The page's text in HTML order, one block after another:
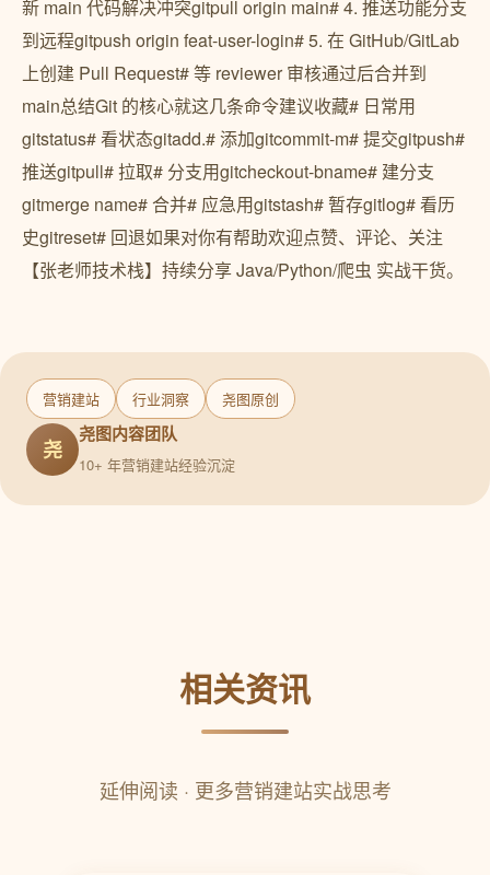
新 main 代码解决冲突gitpull origin main# 4. 推送功能分支
到远程gitpush origin feat-user-login# 5. 在 GitHub/GitLab
上创建 Pull Request# 等 reviewer 审核通过后合并到
main总结Git 的核心就这几条命令建议收藏# 日常用
gitstatus# 看状态gitadd.# 添加gitcommit-m# 提交gitpush#
推送gitpull# 拉取# 分支用gitcheckout-bname# 建分支
gitmerge name# 合并# 应急用gitstash# 暂存gitlog# 看历
史gitreset# 回退如果对你有帮助欢迎点赞、评论、关注
【张老师技术栈】持续分享 Java/Python/爬虫 实战干货。
营销建站 行业洞察 尧图原创
尧
尧图内容团队
10+ 年营销建站经验沉淀
相关资讯
延伸阅读 · 更多营销建站实战思考